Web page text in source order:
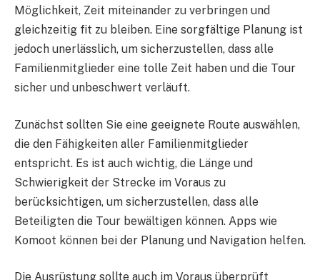
Möglichkeit, Zeit miteinander zu verbringen und
gleichzeitig fit zu bleiben. Eine sorgfältige Planung ist
jedoch unerlässlich, um sicherzustellen, dass alle
Familienmitglieder eine tolle Zeit haben und die Tour
sicher und unbeschwert verläuft.
Zunächst sollten Sie eine geeignete Route auswählen,
die den Fähigkeiten aller Familienmitglieder
entspricht. Es ist auch wichtig, die Länge und
Schwierigkeit der Strecke im Voraus zu
berücksichtigen, um sicherzustellen, dass alle
Beteiligten die Tour bewältigen können. Apps wie
Komoot können bei der Planung und Navigation helfen.
Die Ausrüstung sollte auch im Voraus überprüft